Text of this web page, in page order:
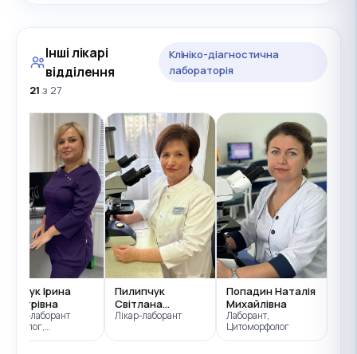
Інші лікарі
відділення
Клініко-діагностична
лабораторія
21 з 27
Петрук Ірина
Дмитрівна
Лікар-лаборант
імунолог,
Пилипчук
Світлана
Юліанівна
Лікар-лаборант
Попадин Наталія
Михайлівна
Лаборант,
Цитоморфолог